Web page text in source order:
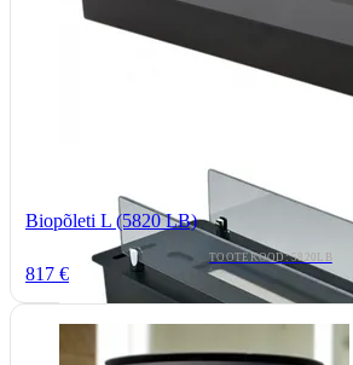
Biopõleti L (5820 LB)
TOOTEKOOD: 5820LB
817 €